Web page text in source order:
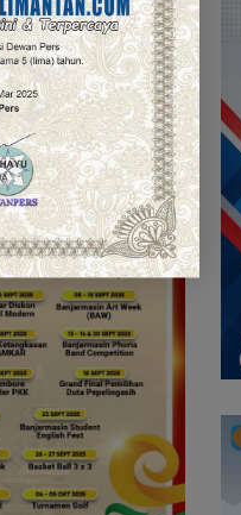
ini hanyalah
tutupnya.